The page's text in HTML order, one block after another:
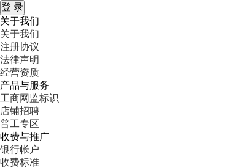
关于我们
关于我们
注册协议
法律声明
经营资质
产品与服务
工商网监标识
店铺招聘
普工专区
收费与推广
银行帐户
收费标准